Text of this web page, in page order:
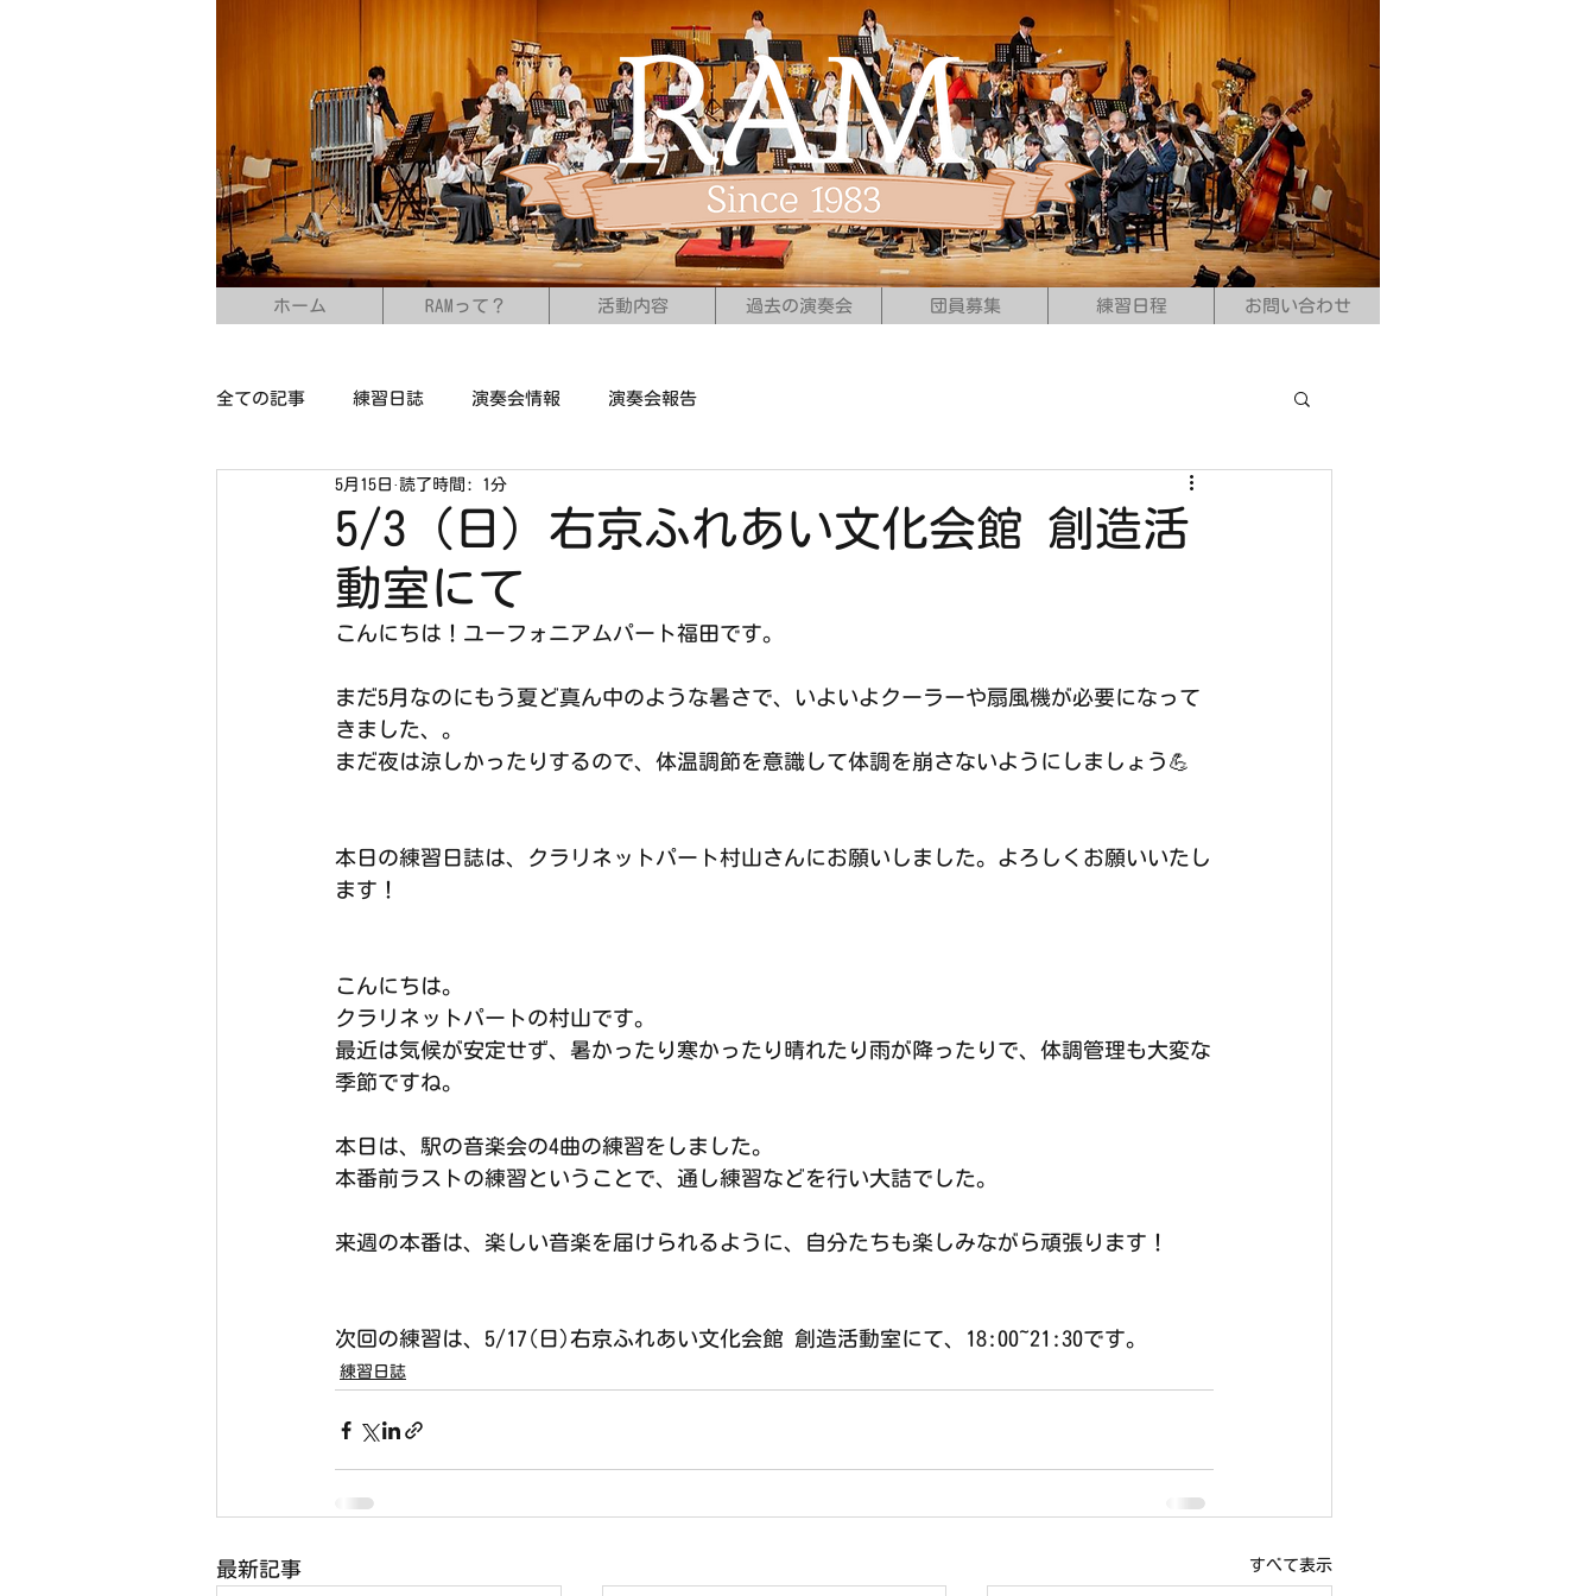
ホーム RAMって？ 活動内容 過去の演奏会 団員募集 練習日程 お問い合わせ
全ての記事 練習日誌 演奏会情報 演奏会報告
5/3（日）右京ふれあい文化会館 創造活
動室にて
5月15日 読了時間: 1分
こんにちは！ユーフォニアムパート福田です。
まだ5月なのにもう夏ど真ん中のような暑さで、いよいよクーラーや扇風機が必要になって
きました、。
まだ夜は涼しかったりするので、体温調節を意識して体調を崩さないようにしましょう💪
本日の練習日誌は、クラリネットパート村山さんにお願いしました。よろしくお願いいたし
ます！
こんにちは。
クラリネットパートの村山です。
最近は気候が安定せず、暑かったり寒かったり晴れたり雨が降ったりで、体調管理も大変な
季節ですね。
本日は、駅の音楽会の4曲の練習をしました。
本番前ラストの練習ということで、通し練習などを行い大詰でした。
来週の本番は、楽しい音楽を届けられるように、自分たちも楽しみながら頑張ります！
次回の練習は、5/17(日)右京ふれあい文化会館 創造活動室にて、18:00~21:30です。
練習日誌
最新記事 すべて表示